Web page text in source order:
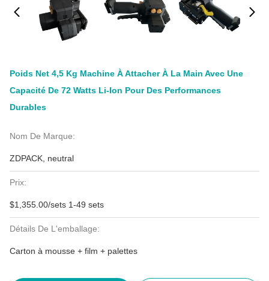
Poids Net 4,5 Kg Machine À Attacher À La Main Avec Une
Capacité De 72 Watts Li-Ion Pour Des Performances
Durables
Nom De Marque:
ZDPACK, neutral
Prix:
$1,355.00/sets 1-49 sets
Détails De L'emballage:
Carton à mousse + film + palettes